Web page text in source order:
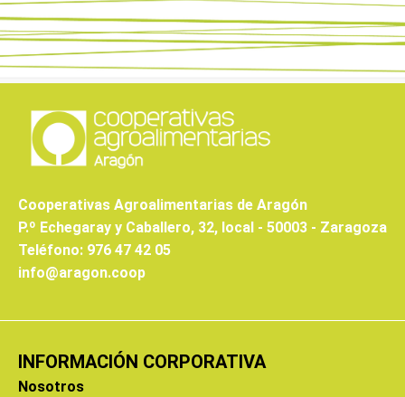
Cooperativas Agroalimentarias de Aragón
P.º Echegaray y Caballero, 32, local - 50003 - Zaragoza
Teléfono: 976 47 42 05
info@aragon.coop
INFORMACIÓN CORPORATIVA
Nosotros